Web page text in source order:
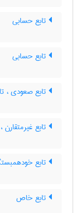
تابع حسابی
تابع حسابی
تابع صعودی ،
تابع غیرمتقارن
تابع
تابع خاص